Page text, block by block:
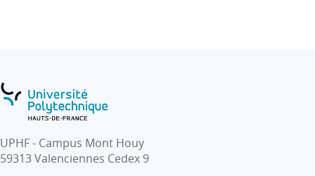
UPHF - Campus Mont Houy
59313 Valenciennes Cedex 9